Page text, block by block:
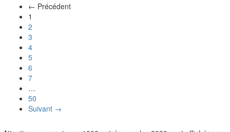
← Précédent
1
2
3
4
5
6
7
…
50
Suivant →